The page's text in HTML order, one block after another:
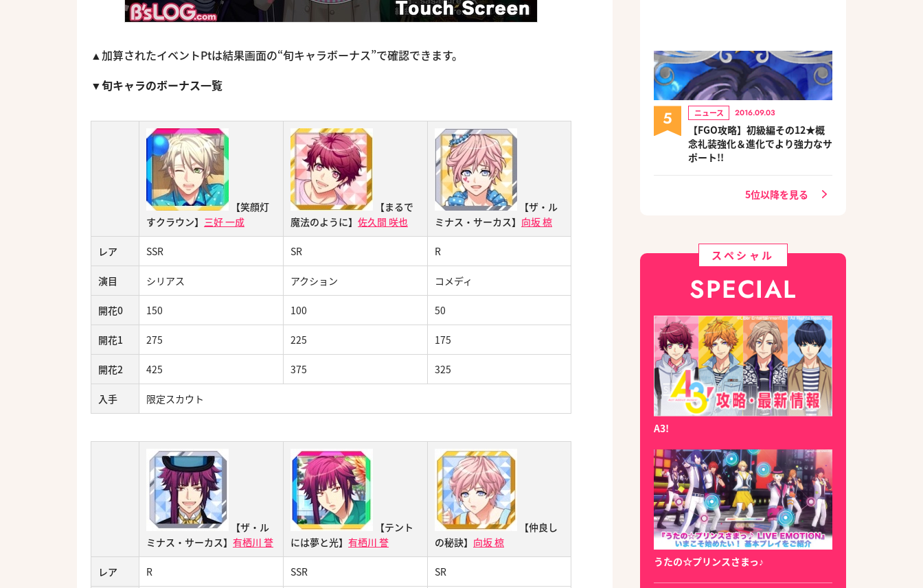
▲加算されたイベントPtは結果画面の“旬キャラボーナス”で確認できます。
▼旬キャラのボーナス一覧
【笑顔灯
すクラウン】 三好 一成
【まるで
魔法のように】 佐久間 咲也
【ザ・ル
ミナス・サーカス】 向坂 椋
レア SSR SR R
演目 シリアス アクション コメディ
開花0 150 100 50
開花1 275 225 175
開花2 425 375 325
入手 限定スカウト
【ザ・ル
ミナス・サーカス】 有栖川 誉
【テント
には夢と光】 有栖川 誉
【仲良し
の秘訣】 向坂 椋
レア R SSR SR
5 ニュース 2016.09.03
【FGO攻略】初級編その12★概
念礼装強化＆進化でより強力なサ
ポート!!
5位以降を見る
スペシャル
SPECIAL
A3!
うたの☆プリンスさまっ♪